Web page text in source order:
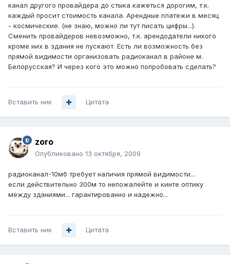
канал другого провайдера до стыка кажеться дорогим, т.к.
каждый просит стоимость канала. Арендные платежи в месяц
- космические. (не знаю, можно ли тут писать цифры...).
Сменить провайдеров невозможно, т.к. арендодатели никого
кроме них в здания не пускают. Есть ли возможность без
прямой видимости организовать радиоканал в районе м.
Белорусская? И через кого это можно попробовать сделать?
Вставить ник Цитата
zoro
Опубликовано 13 октября, 2009
радиоканал-10мб требует наличия прямой видимости...
если действительно 300м то непожалейте и кинте оптику
между зданиями... гарантированно и надежно...
Вставить ник Цитата